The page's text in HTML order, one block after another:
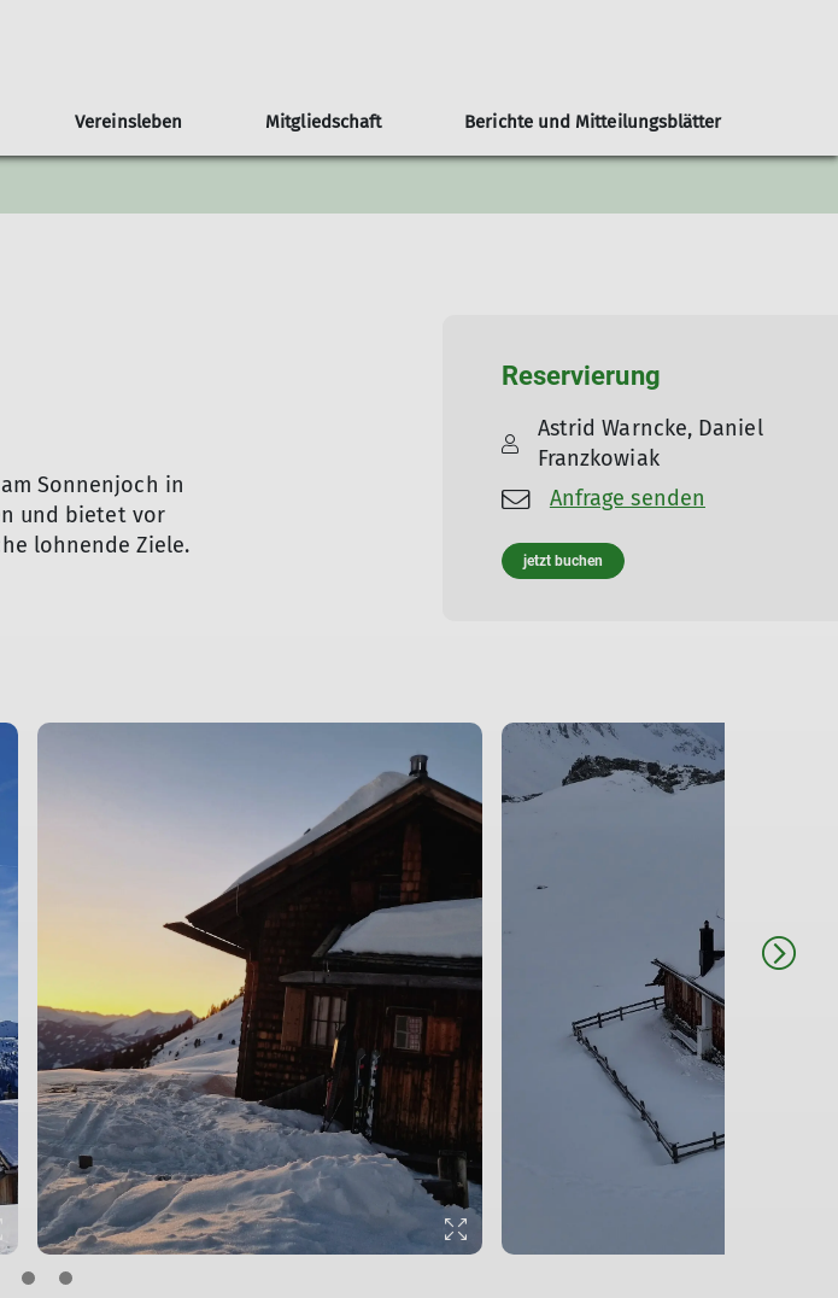
Jugendordnung Kletter Abo
Hütte Unterkunft Fischbachau
Vereinsleben
Jugendmannschaft
Mitgliedschaft Berichte und Mitteilungsblätter
Sonnenjoch in
und bietet vor
lohnende Ziele.
Reservierung
Astrid Warncke, Daniel
Franzkowiak
Anfrage senden
jetzt buchen